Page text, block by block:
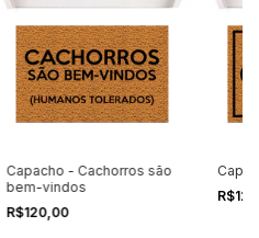
Capacho - Cachorros são
bem-vindos
R$120,00